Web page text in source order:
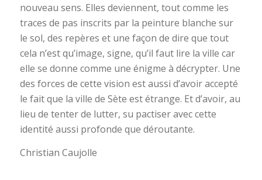
nouveau sens. Elles deviennent, tout comme les
traces de pas inscrits par la peinture blanche sur
le sol, des repères et une façon de dire que tout
cela n’est qu’image, signe, qu’il faut lire la ville car
elle se donne comme une énigme à décrypter. Une
des forces de cette vision est aussi d’avoir accepté
le fait que la ville de Sète est étrange. Et d’avoir, au
lieu de tenter de lutter, su pactiser avec cette
identité aussi profonde que déroutante.
Christian Caujolle